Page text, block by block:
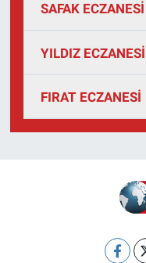
SAFAK ECZANESİ
YILDIZ ECZANESİ
FIRAT ECZANESİ